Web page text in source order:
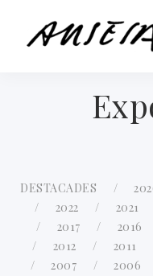
DESTACADES
2022
2021
2017
2016
2012
2011
2007
2006